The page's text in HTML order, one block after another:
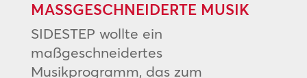
MASSGESCHNEIDERTE MUSIK
SIDESTEP wollte ein
maßgeschneidertes
Musikprogramm, das zum